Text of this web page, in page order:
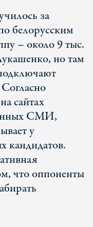
за
белорусским
– около 9 тыс.
но там
сайтах
СМИ,
у
кандидатов.
что оппоненты